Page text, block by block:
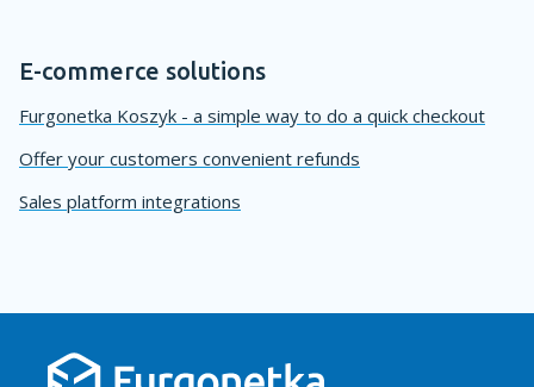
E-commerce solutions
Furgonetka Koszyk - a simple way to do a quick checkout
Offer your customers convenient refunds
Sales platform integrations